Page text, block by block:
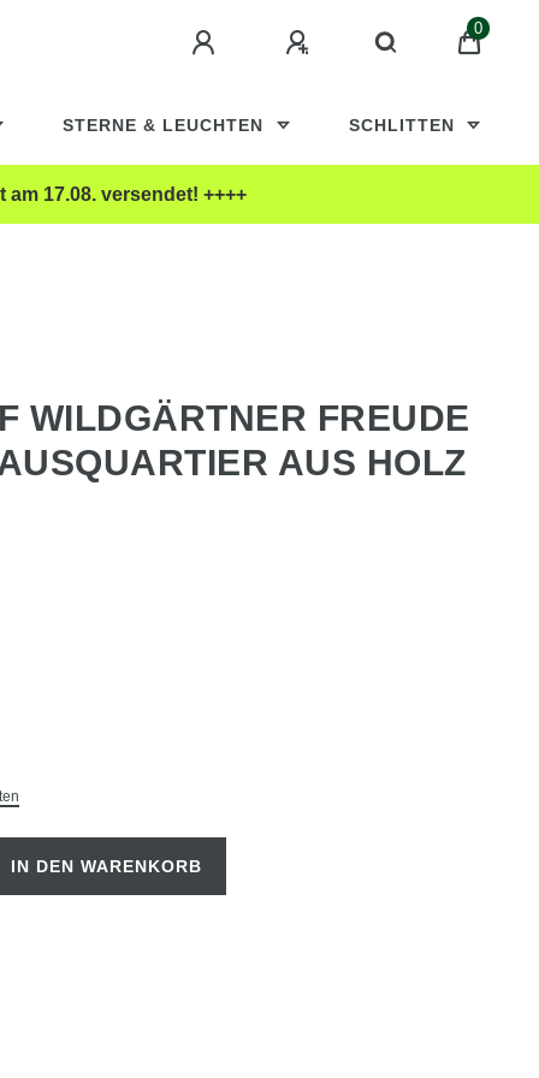
0
STERNE & LEUCHTEN SCHLITTEN
17.08. versendet! ++++
WILDGÄRTNER FREUDE
AUS HOLZ
IN DEN WARENKORB